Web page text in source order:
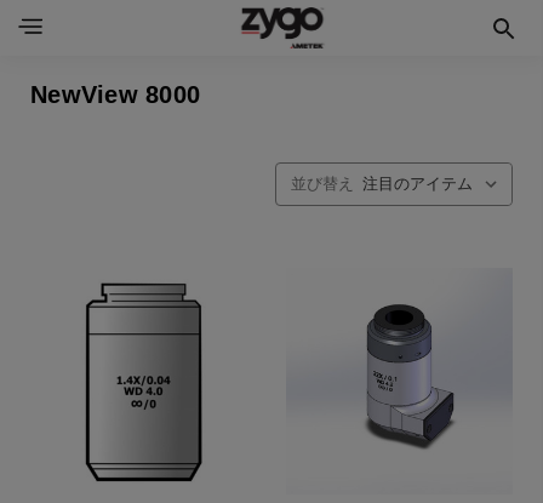
NewView 8000
並び替え